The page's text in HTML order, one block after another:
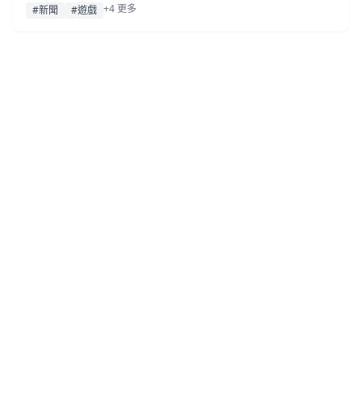
於 2026 年 9 月 3 日正式推出。
#新聞
#遊戲 +4 更多